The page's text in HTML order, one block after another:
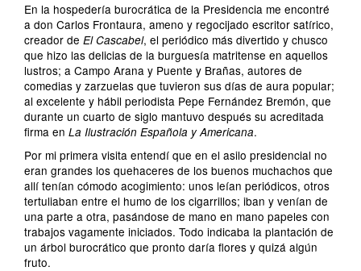
En la hospedería burocrática de la Presidencia me encontré
a don Carlos Frontaura, ameno y regocijado escritor satírico,
creador de El Cascabel, el periódico más divertido y chusco
que hizo las delicias de la burguesía matritense en aquellos
lustros; a Campo Arana y Puente y Brañas, autores de
comedias y zarzuelas que tuvieron sus días de aura popular;
al excelente y hábil periodista Pepe Fernández Bremón, que
durante un cuarto de siglo mantuvo después su acreditada
firma en La Ilustración Española y Americana.
Por mi primera visita entendí que en el asilo presidencial no
eran grandes los quehaceres de los buenos muchachos que
allí tenían cómodo acogimiento: unos leían periódicos, otros
tertuliaban entre el humo de los cigarrillos; iban y venían de
una parte a otra, pasándose de mano en mano papeles con
trabajos vagamente iniciados. Todo indicaba la plantación de
un árbol burocrático que pronto daría flores y quizá algún
fruto.